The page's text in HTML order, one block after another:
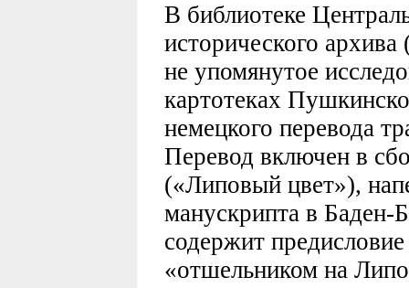
В библиотеке
исторического
не упомянутое
картотеках
немецкого перевода
Перевод включен в
(«Липовый цвет»),
манускрипта в
содержит
«отшельником на